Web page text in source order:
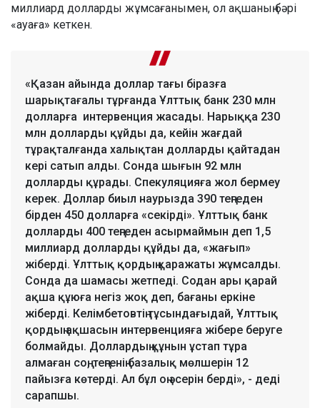
миллиард долларды жұмсағанымен, ол ақшаның бәрі
«ауаға» кеткен.
«Қазан айында доллар тағы біразға
шарықтағалы тұрғанда Ұлттық банк 230 млн
долларға интервенция жасады. Нарыққа 230
млн долларды құйды да, кейін жағдай
тұрақталғанда халықтан долларды қайтадан
кері сатып алды. Сонда шығын 92 млн
долларды құрады. Спекуляцияға жол бермеу
керек. Доллар биыл наурызда 390 теңгеден
бірден 450 долларға «секірді». Ұлттық банк
долларды 400 теңгеден асырмаймын деп 1,5
миллиард долларды құйды да, «жағып»
жіберді. Ұлттық қордың қаражаты жұмсалды.
Сонда да шамасы жетпеді. Содан ары қарай
ақша құюға негіз жоқ деп, бағаны еркіне
жіберді. Келімбетовтің тұсындағыдай, Ұлттық
қордың ақшасын интервенцияға жібере беруге
болмайды. Доллардың құнын ұстап тұра
алмаған соң, теңгенің базалық мөлшерін 12
пайызға көтерді. Ал бұл оң әсерін берді», - деді
сарапшы.